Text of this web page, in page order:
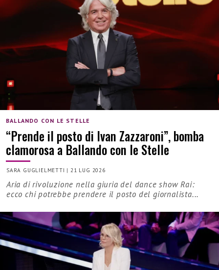
BALLANDO CON LE STELLE
“Prende il posto di Ivan Zazzaroni”, bomba
clamorosa a Ballando con le Stelle
SARA GUGLIELMETTI | 21 LUG 2026
Aria di rivoluzione nella giuria del dance show Rai:
ecco chi potrebbe prendere il posto del giornalista...